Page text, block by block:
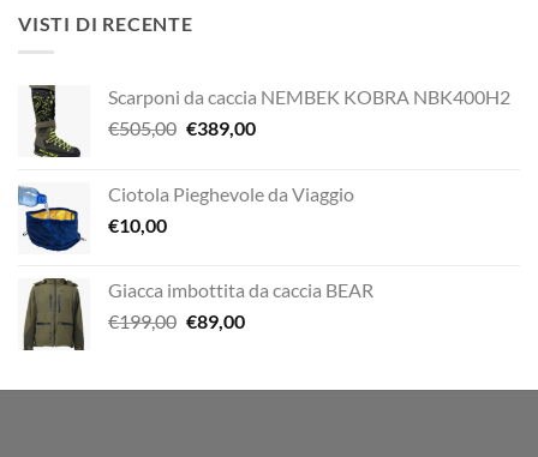
era:
€12,00.
VISTI DI RECENTE
Scarponi da caccia NEMBEK KOBRA NBK400H2
€505,00 Il
era:
€389,00Il
è:
Ciotola Pieghevole da Viaggio
€10,00
Giacca imbottita da caccia BEAR
€199,00 Il
era:
€89,00Il
è: